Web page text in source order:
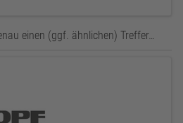
einen (ggf. ähnlichen) Treffer…